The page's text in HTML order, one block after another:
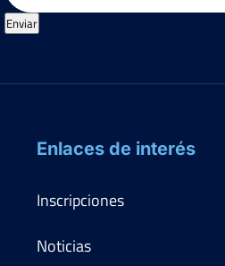
Enviar
Enlaces de interés
Inscripciones
Noticias